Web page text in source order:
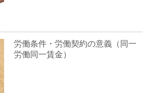
労働条件・労働契約の意義（同一
労働同一賃金）